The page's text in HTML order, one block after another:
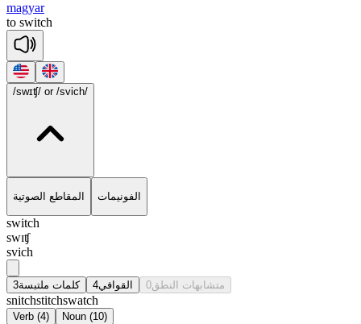
magyar
to switch
/swɪʧ/ or /svich/
المقاطع الصوتية الفونيمات
switch
swɪʧ
svich
كلمات ملتبسة3 القوافي4 متشابهات النطق0
snitchstitchswatch
Verb (4) Noun (10)